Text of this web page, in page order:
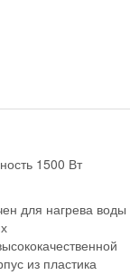
1500 Вт
для нагрева воды
из пластика